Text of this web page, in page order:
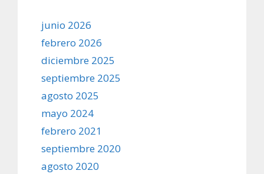
junio 2026
febrero 2026
diciembre 2025
septiembre 2025
agosto 2025
mayo 2024
febrero 2021
septiembre 2020
agosto 2020